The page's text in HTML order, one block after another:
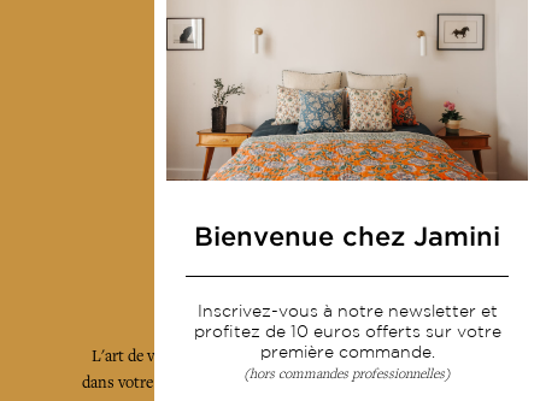
Livraison & retour
CGV
Devenir revendeur
Notre communauté
L'art de vivre JAMINI raconté avec poésie et élégance
dans votre boîte mail. Inscrivez vous à notre newsletter
Bienvenue chez Jamini
Inscrivez-vous à notre newsletter et
profitez de 10 euros offerts sur votre
première commande.
(hors commandes professionnelles)